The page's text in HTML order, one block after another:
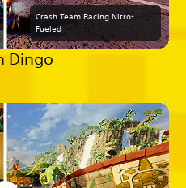
Crash Team Racing Nitro-
Fueled
Dingo